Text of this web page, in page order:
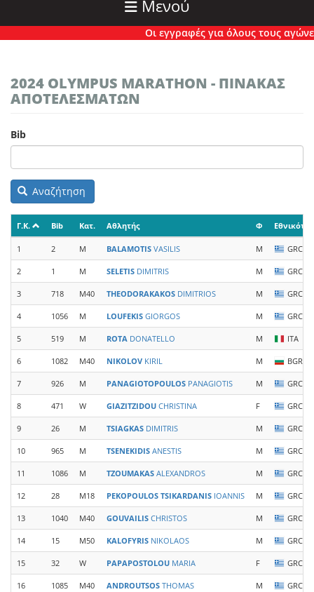
Μενού
Οι εγγραφές για όλους τους αγώνες
2024 OLYMPUS MARATHON - ΠΙΝΑΚΑΣ
ΑΠΟΤΕΛΕΣΜΑΤΩΝ
Bib
Αναζήτηση
Γ.Κ. Bib Κατ. Αθλητής Φ
1 2 M BALAMOTIS VASILIS M GRC
2 1 M SELETIS DIMITRIS M GRC
3 718 M40 THEODORAKAKOS DIMITRIOS M GRC
4 1056 M LOUFEKIS GIORGOS M GRC
5 519 M ROTA DONATELLO M ITA
6 1082 M40 NIKOLOV KIRIL M BGR
7 926 M PANAGIOTOPOULOS PANAGIOTIS M GRC
8 471 W GIAZITZIDOU CHRISTINA F GRC
9 26 M TSIAGKAS DIMITRIS M GRC
10 965 M TSENEKIDIS ANESTIS M GRC
11 1086 M TZOUMAKAS ALEXANDROS M GRC
12 28 M18 PEKOPOULOS TSIKARDANIS IOANNIS M GRC
13 1040 M40 GOUVAILIS CHRISTOS M GRC
14 15 M50 KALOFYRIS NIKOLAOS M GRC
15 32 W PAPAPOSTOLOU MARIA F GRC
16 1085 M40 ANDROUTSOS THOMAS M GRC